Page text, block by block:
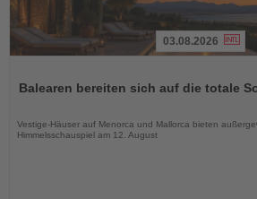
die
03.08.2026
Balearen bereiten sich auf die totale
Vestige-Häuser auf Menorca und Mallorca bieten
Himmelsschauspiel am 12. August